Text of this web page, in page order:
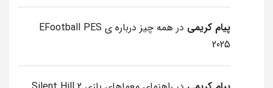
پیام کریمی در
همه چیز درباره ی EFootball PES
2025